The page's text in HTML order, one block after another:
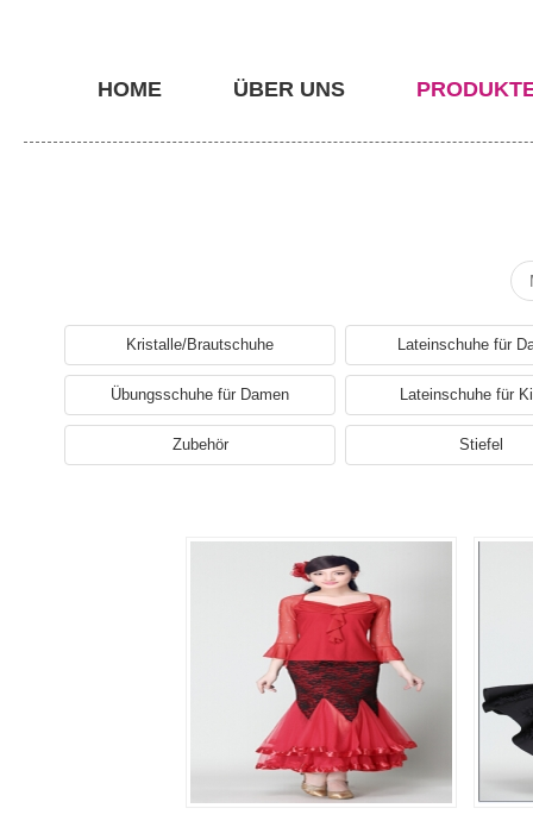
HOME ÜBER UNS
Kristalle/Brautschuhe Lateinschuhe für
Übungsschuhe für Damen Lateinschuhe für
Zubehör Stiefel